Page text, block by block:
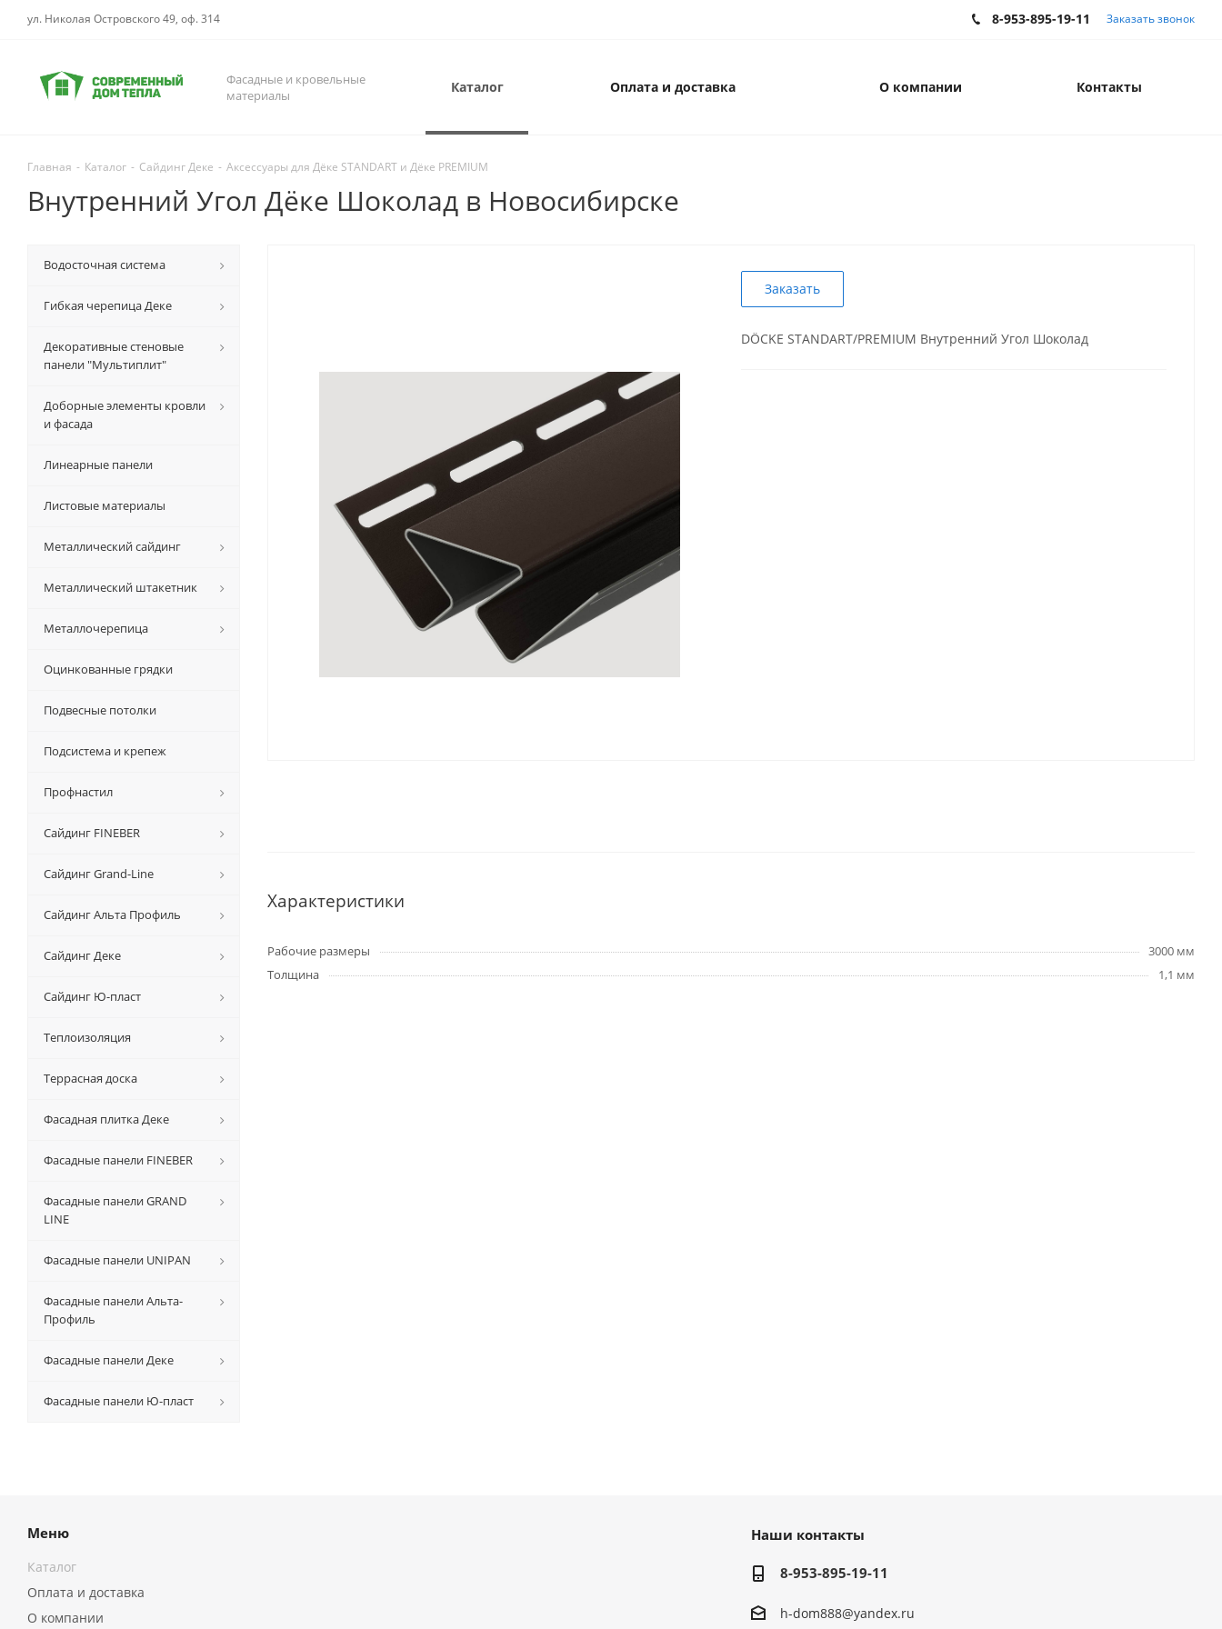
ул. Николая Островского 49, оф. 314 8-953-895-19-11 Заказать звонок
Фасадные и кровельные
материалы
Каталог Оплата и доставка О компании Контакты
Главная - Каталог - Сайдинг Деке - Аксессуары для Дёке STANDART и Дёке PREMIUM
Внутренний Угол Дёке Шоколад в Новосибирске
Заказать
DÖCKE STANDART/PREMIUM Внутренний Угол Шоколад
Характеристики
Рабочие размеры
3000 мм
Толщина
1,1 мм
Водосточная система
Гибкая черепица Деке
Декоративные стеновые
панели "Мультиплит"
Доборные элементы кровли
и фасада
Линеарные панели
Листовые материалы
Металлический сайдинг
Металлический штакетник
Металлочерепица
Оцинкованные грядки
Подвесные потолки
Подсистема и крепеж
Профнастил
Сайдинг FINEBER
Сайдинг Grand-Line
Сайдинг Альта Профиль
Сайдинг Деке
Сайдинг Ю-пласт
Теплоизоляция
Террасная доска
Фасадная плитка Деке
Фасадные панели FINEBER
Фасадные панели GRAND
LINE
Фасадные панели UNIPAN
Фасадные панели Альта-
Профиль
Фасадные панели Деке
Фасадные панели Ю-пласт
Меню
Каталог
Оплата и доставка
О компании
Наши контакты
8-953-895-19-11
h-dom888@yandex.ru